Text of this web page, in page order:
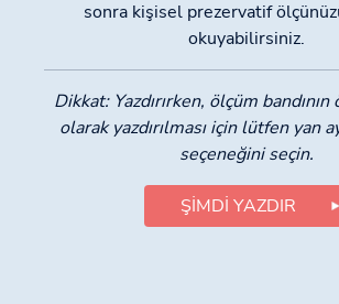
sonra kişisel prezervatif
okuyabilirsiniz.
Dikkat: Yazdırırken, ölçüm
olarak yazdırılması için lütfen yan
seçeneğini seçin.
ŞIMDI YAZDIR